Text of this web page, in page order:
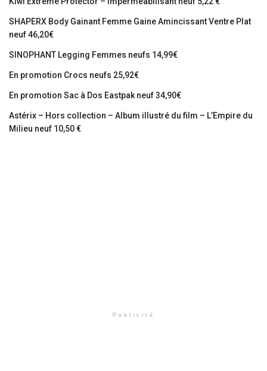
SHAPERX Body Gainant Femme Gaine Amincissant Ventre Plat
neuf 46,20€
SINOPHANT Legging Femmes neufs 14,99€
En promotion Crocs neufs 25,92€
En promotion Sac à Dos Eastpak neuf 34,90€
Astérix – Hors collection – Album illustré du film – L’Empire du
Milieu neuf 10,50 €
Publicité